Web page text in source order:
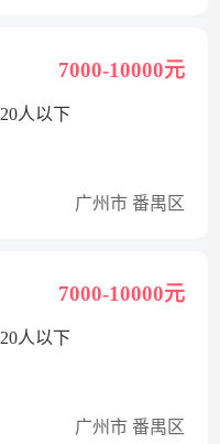
7000-10000元
20人以下
广州市 番禺区
7000-10000元
20人以下
广州市 番禺区